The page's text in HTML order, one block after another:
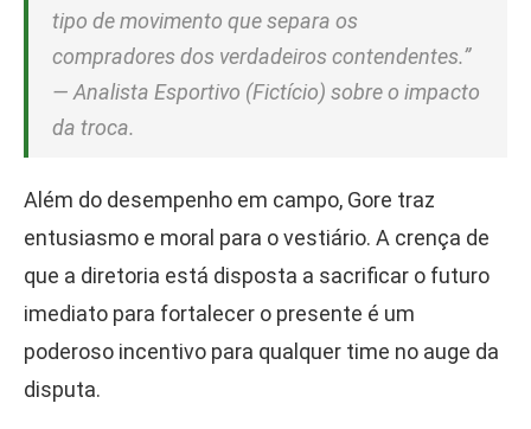
tipo de movimento que separa os
compradores dos verdadeiros contendentes.”
— Analista Esportivo (Fictício) sobre o impacto
da troca.
Além do desempenho em campo, Gore traz
entusiasmo e moral para o vestiário. A crença de
que a diretoria está disposta a sacrificar o futuro
imediato para fortalecer o presente é um
poderoso incentivo para qualquer time no auge da
disputa.